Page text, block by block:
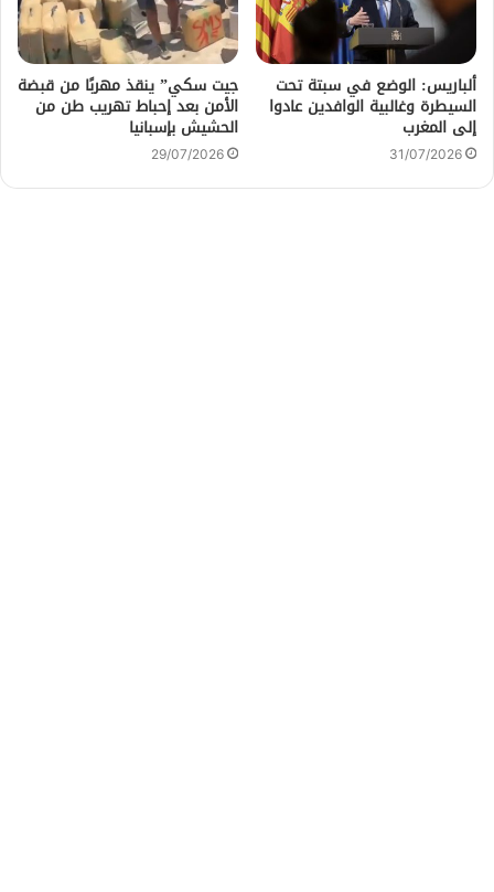
ألباريس: الوضع في سبتة تحت
السيطرة وغالبية الوافدين عادوا
إلى المغرب
31/07/2026
جيت سكي” ينقذ مهربًا من قبضة
الأمن بعد إحباط تهريب طن من
الحشيش بإسبانيا
29/07/2026